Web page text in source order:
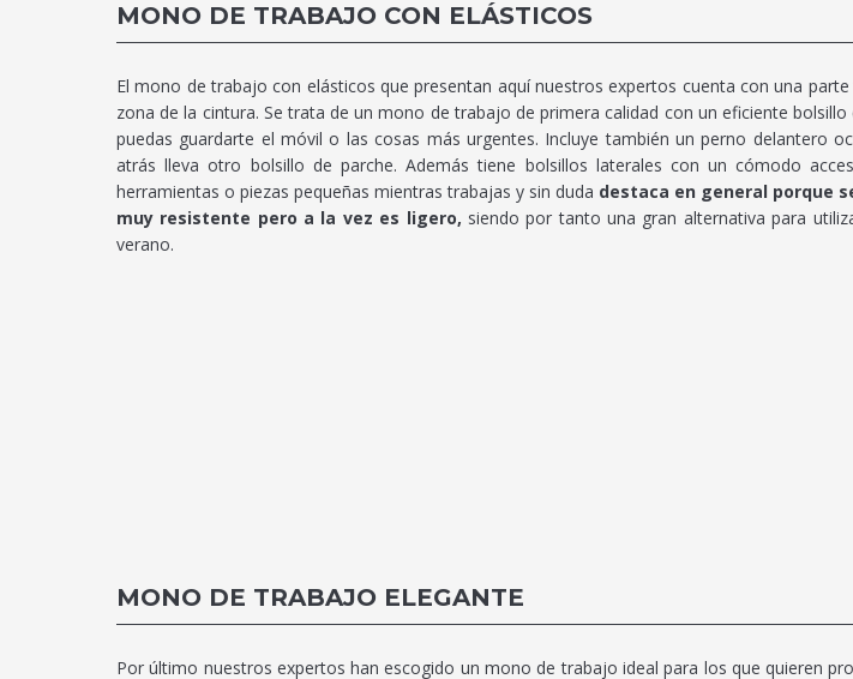
MONO DE TRABAJO CON ELÁSTICOS
El mono de trabajo con elásticos que presentan aquí nuestros expertos cuenta con una
zona de la cintura. Se trata de un mono de trabajo de primera calidad con un eficiente bolsillo
puedas guardarte el móvil o las cosas más urgentes. Incluye también un perno delantero
atrás lleva otro bolsillo de parche. Además tiene bolsillos laterales con un cómodo
herramientas o piezas pequeñas mientras trabajas y sin duda destaca en general porque
muy resistente pero a la vez es ligero, siendo por tanto una gran alternativa para
verano.
MONO DE TRABAJO ELEGANTE
Por último nuestros expertos han escogido un mono de trabajo ideal para los que quieren